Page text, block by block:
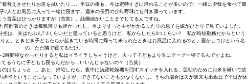
替えさせたりお皿を拭いたり…。平日の夜も、今は定時すぎに帰れることが多いので、一緒に夕飯を食べて皿
2人とお風呂に入って一緒に寝ます。週末の長男の少年野球にも付き添っています。
言葉はひっかりますが（苦笑）、結構細かいことまでしてるんですね。
部署のときは毎晩帰りも遅かったし、今よりずっと手がかかるふたりの息子を嫁がひとりで見ていました。
は、夫はたぶん7:3くらいだと思っていると思うけど、私からしたら9:1くらい？ 私が時短勤務だからという
と、ときどき子どもたちが起きている時間に帰って来られたときはお風呂に入れるのと、寝かしつけという名
の、ただ隣で寝てるだけ。
間寝なかったりすると私はイライラしちゃうけど、夫って子どもより先にグーグー寝てるんですよね。
るうちに子どもも寝るんだから…いいんじゃないの？（苦笑）
はちょっと…。あと、帰宅したら、夜中に洗濯乾燥機を回すスイッチを入れる、翌朝のためにお米を研いで炊
当ということになっていますが、できてないことも少なくないし。うちの場合は夫が週末も出勤日で平日が休